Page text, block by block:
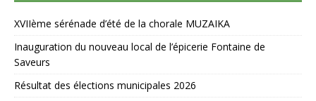
XVIIème sérénade d’été de la chorale MUZAIKA
Inauguration du nouveau local de l’épicerie Fontaine de
Saveurs
Résultat des élections municipales 2026